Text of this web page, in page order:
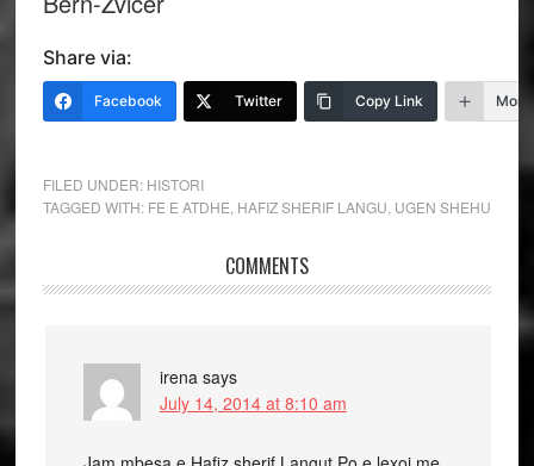
Share via:
Facebook Twitter Copy Link More
FILED UNDER: HISTORI
TAGGED WITH: FE E ATDHE HAFIZ SHERIF LANGU UGEN SHEHU
COMMENTS
irena says
July 14, 2014 at 8:10 am